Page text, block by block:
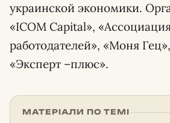
украинской экономики.
«ICOM Capital»,
работодателей», «Моня
«Эксперт –плюс».
МАТЕРІАЛИ ПО ТЕМІ